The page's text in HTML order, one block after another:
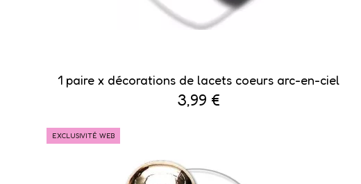
1 paire x ​décorations de lacets coeurs arc-en-ciel
3,99 €
EXCLUSIVITÉ WEB